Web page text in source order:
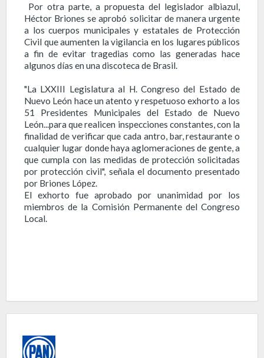
Por otra parte, a propuesta del legislador albiazul,
Héctor Briones se aprobó solicitar de manera urgente
a los cuerpos municipales y estatales de Protección
Civil que aumenten la vigilancia en los lugares públicos
a fin de evitar tragedias como las generadas hace
algunos días en una discoteca de Brasil.
"La LXXIII Legislatura al H. Congreso del Estado de
Nuevo León hace un atento y respetuoso exhorto a los
51 Presidentes Municipales del Estado de Nuevo
León...para que realicen inspecciones constantes, con la
finalidad de verificar que cada antro, bar, restaurante o
cualquier lugar donde haya aglomeraciones de gente, a
que cumpla con las medidas de protección solicitadas
por protección civil", señala el documento presentado
por Briones López.
El exhorto fue aprobado por unanimidad por los
miembros de la Comisión Permanente del Congreso
Local.